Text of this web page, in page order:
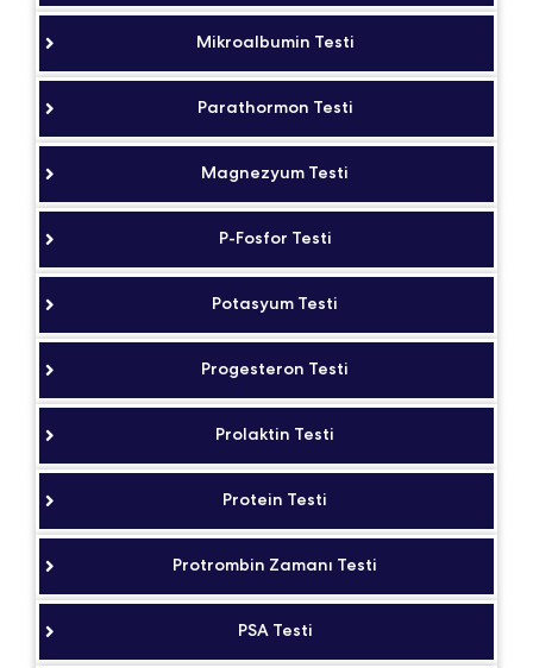
Mikroalbumin Testi
Parathormon Testi
Magnezyum Testi
P-Fosfor Testi
Potasyum Testi
Progesteron Testi
Prolaktin Testi
Protein Testi
Protrombin Zamanı Testi
PSA Testi